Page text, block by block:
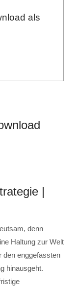
als
|
denn
Haltung zur Welt
den enggefassten
hinausgeht.